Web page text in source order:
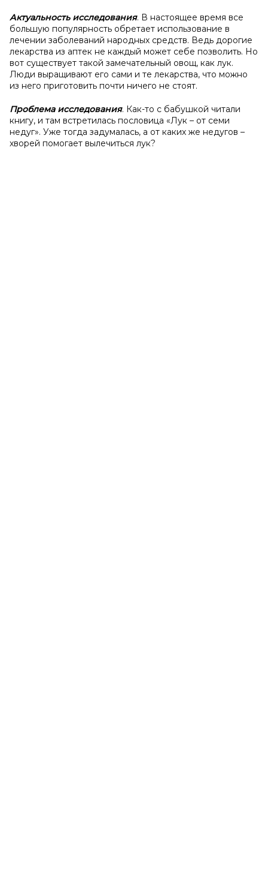
Актуальность исследования. В настоящее время все
большую популярность обретает использование в
лечении заболеваний народных средств. Ведь дорогие
лекарства из аптек не каждый может себе позволить. Но
вот существует такой замечательный овощ, как лук.
Люди выращивают его сами и те лекарства, что можно
из него приготовить почти ничего не стоят.
Проблема исследования. Как-то с бабушкой читали
книгу, и там встретилась пословица «Лук – от семи
недуг». Уже тогда задумалась, а от каких же недугов –
хворей помогает вылечиться лук?